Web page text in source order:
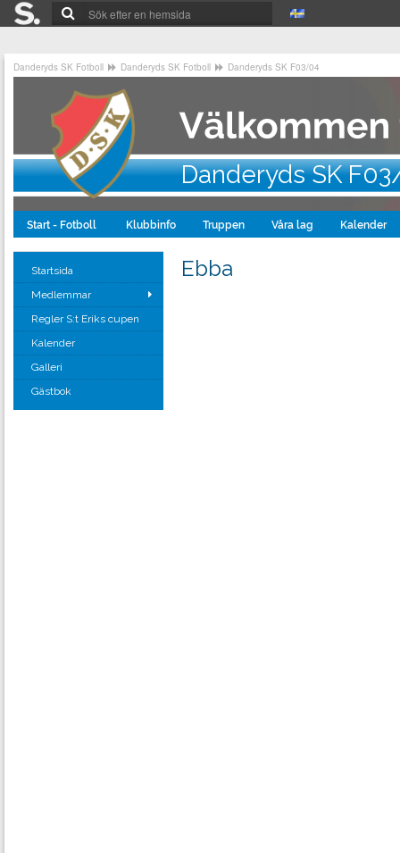
Danderyds SK Fotboll Danderyds SK Fotboll Danderyds SK F03/04
Danderyds SK
Start - Fotboll Klubbinfo Truppen Våra lag Kalender
Startsida
Medlemmar
Regler S:t Eriks cupen
Kalender
Galleri
Gästbok
Ebba